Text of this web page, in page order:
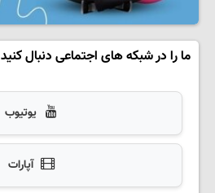
ما را در شبکه های اجتماعی دنبال کنید
یوتیوب
آپارات